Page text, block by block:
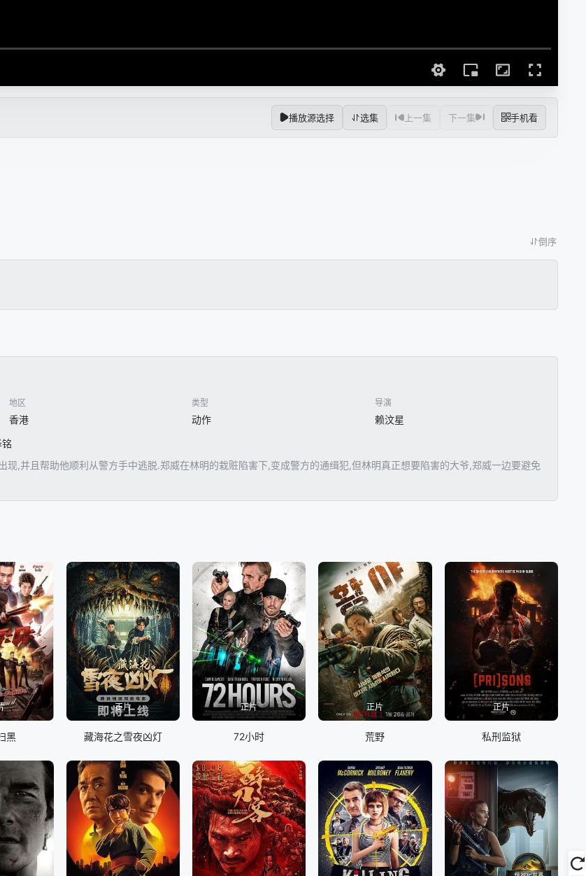
播放源选择 选集 上一集 下一集 手机看
倒序
地区
香港
类型
动作
导演
赖汶星
现,并且帮助他顺利从警方手中逃脱.郑威在林明的栽赃陷害下,变成警方的通缉犯,但林明真正想要陷害的大爷,郑威一边要避免
黑
正片
藏海花之雪夜凶灯
正片
72小时
正片
荒野
正片
私刑监狱